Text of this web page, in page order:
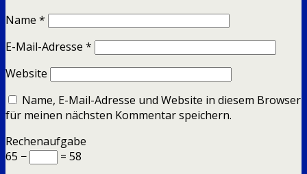
Name *
E-Mail-Adresse *
Website
Name, E-Mail-Adresse und Website in diesem Browser
für meinen nächsten Kommentar speichern.
Rechenaufgabe
65 −
= 58